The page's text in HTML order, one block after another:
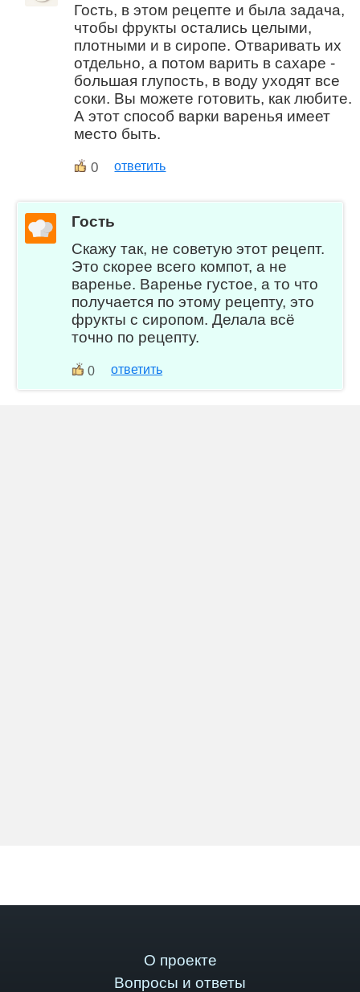
Гость, в этом рецепте и была задача,
чтобы фрукты остались целыми,
плотными и в сиропе. Отваривать их
отдельно, а потом варить в сахаре -
большая глупость, в воду уходят все
соки. Вы можете готовить, как любите.
А этот способ варки варенья имеет
место быть.
0 ответить
Гость
Скажу так, не советую этот рецепт.
Это скорее всего компот, а не
варенье. Варенье густое, а то что
получается по этому рецепту, это
фрукты с сиропом. Делала всё
точно по рецепту.
0 ответить
О проекте
Вопросы и ответы